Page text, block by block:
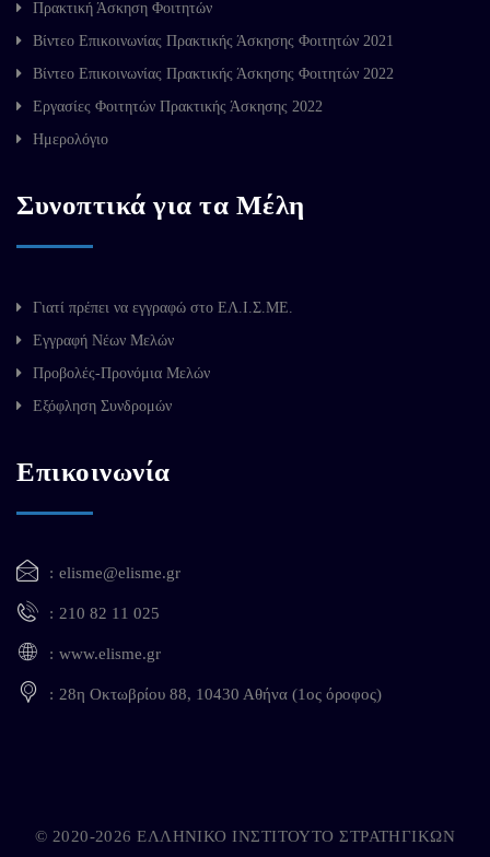
Πρακτική Άσκηση Φοιτητών
Βίντεο Επικοινωνίας Πρακτικής Άσκησης Φοιτητών 2021
Βίντεο Επικοινωνίας Πρακτικής Άσκησης Φοιτητών 2022
Εργασίες Φοιτητών Πρακτικής Άσκησης 2022
Ημερολόγιο
Συνοπτικά για τα Μέλη
Γιατί πρέπει να εγγραφώ στο ΕΛ.Ι.Σ.ΜΕ.
Εγγραφή Νέων Μελών
Προβολές-Προνόμια Μελών
Εξόφληση Συνδρομών
Επικοινωνία
elisme@elisme.gr
210 82 11 025
www.elisme.gr
28η Οκτωβρίου 88, 10430 Αθήνα (1ος όροφος)
© 2020-2026 ΕΛΛΗΝΙΚΟ ΙΝΣΤΙΤΟΥΤΟ ΣΤΡΑΤΗΓΙΚΩΝ